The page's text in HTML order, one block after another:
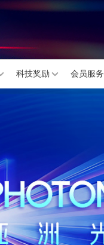
科技奖励 会员服务